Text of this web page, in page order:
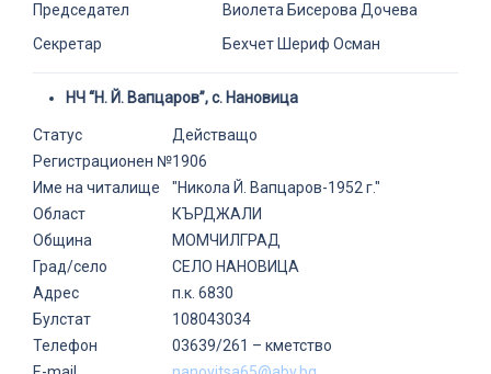
Председател
Виолета Бисерова Дочева
Секретар
Бехчет Шериф Осман
НЧ “Н. Й. Вапцаров”, с. Нановица
Статус
Действащо
Регистрационен №1906
Име на читалище
"Никола Й. Вапцаров-1952 г."
Област
КЪРДЖАЛИ
Община
МОМЧИЛГРАД
Град/село
СЕЛО НАНОВИЦА
Адрес
п.к. 6830
Булстат
108043034
Телефон
03639/261 – кметство